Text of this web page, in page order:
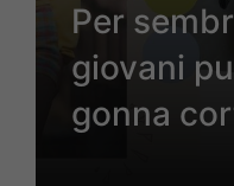
Per
giovani
gonna